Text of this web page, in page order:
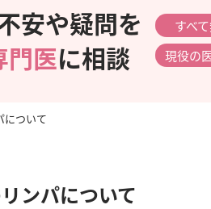
安や疑問を
門医に相談
すべ
現役の
について
ンパについて